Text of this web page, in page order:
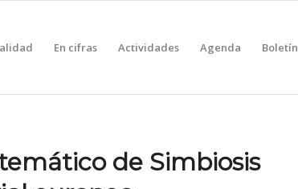
En cifras Actividades Agenda Boletín
de Simbiosis